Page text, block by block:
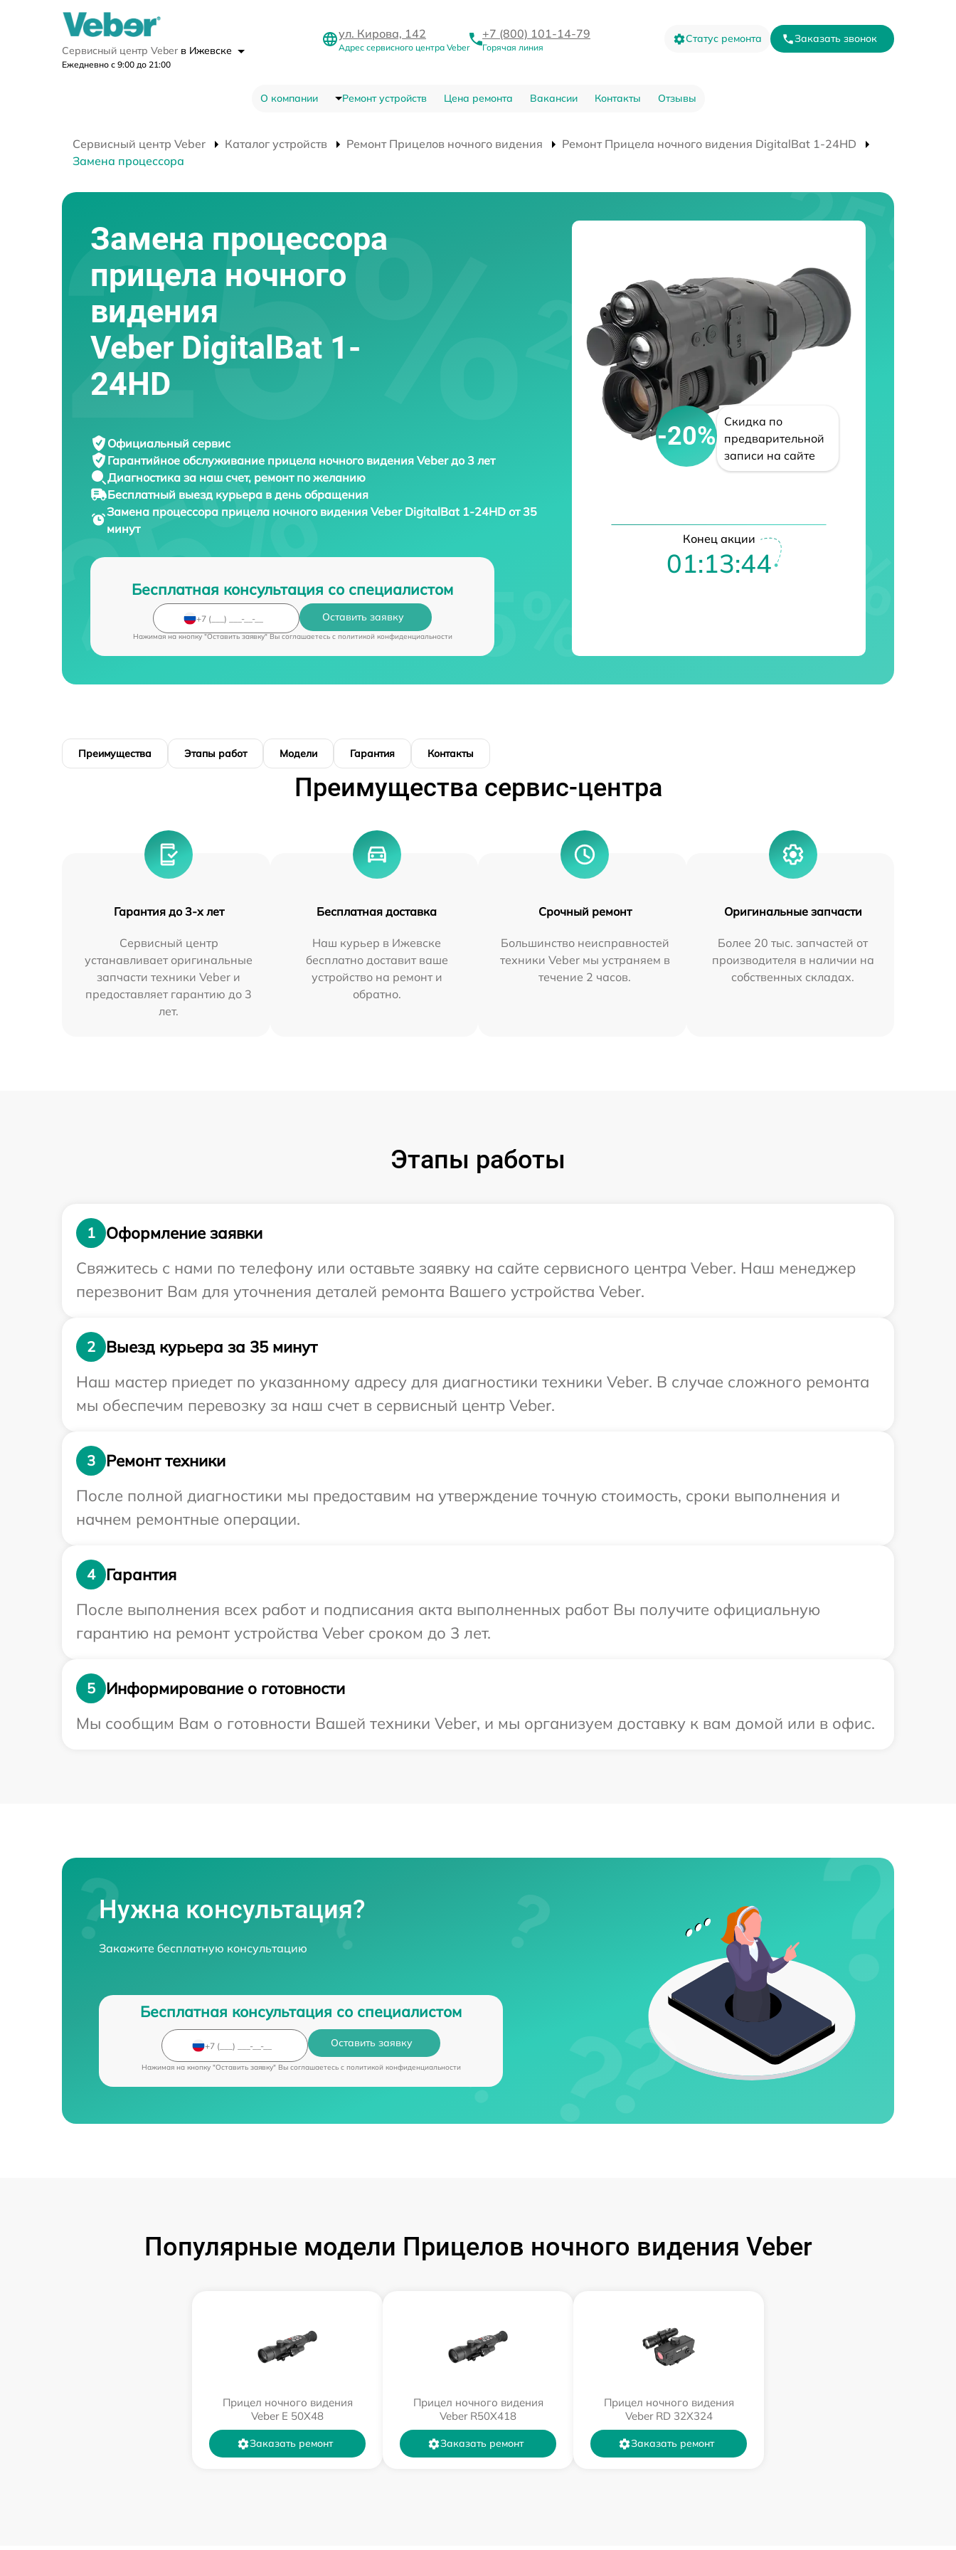
Сервисный центр Veber в Ижевске
Ежедневно с 9:00 до 21:00
ул. Кирова, 142
Адрес сервисного центра Veber
+7 (800) 101-14-79
Горячая линия
Статус ремонта Заказать звонок
О компании Ремонт устройств Цена ремонта Вакансии Контакты Отзывы
Сервисный центр Veber Каталог устройств Ремонт Прицелов ночного видения
Ремонт Прицела ночного видения DigitalBat 1-24HD
Замена процессора
Замена процессора
прицела ночного
видения
Veber DigitalBat 1-
24HD
Официальный сервис
Гарантийное обслуживание прицела ночного видения Veber до 3 лет
Диагностика за наш счет, ремонт по желанию
Бесплатный выезд курьера в день обращения
Замена процессора прицела ночного видения Veber DigitalBat 1-24HD от 35
минут
Бесплатная консультация со специалистом
Оставить заявку
Нажимая на кнопку "Оставить заявку" Вы соглашаетесь c политикой конфиденциальности
-20%
Скидка по
предварительной
записи на сайте
Конец акции
01:13:43
Преимущества Этапы работ Модели Гарантия Контакты
Преимущества сервис-центра
Гарантия до 3-х лет
Сервисный центр
устанавливает оригинальные
запчасти техники Veber и
предоставляет гарантию до 3
лет.
Бесплатная доставка
Наш курьер в Ижевске
бесплатно доставит ваше
устройство на ремонт и
обратно.
Срочный ремонт
Большинство неисправностей
техники Veber мы устраняем в
течение 2 часов.
Оригинальные запчасти
Более 20 тыс. запчастей от
производителя в наличии на
собственных складах.
Этапы работы
1
Оформление заявки
Свяжитесь с нами по телефону или оставьте заявку на сайте сервисного центра Veber. Наш менеджер
перезвонит Вам для уточнения деталей ремонта Вашего устройства Veber.
2
Выезд курьера за 35 минут
Наш мастер приедет по указанному адресу для диагностики техники Veber. В случае сложного ремонта
мы обеспечим перевозку за наш счет в сервисный центр Veber.
3
Ремонт техники
После полной диагностики мы предоставим на утверждение точную стоимость, сроки выполнения и
начнем ремонтные операции.
4
Гарантия
После выполнения всех работ и подписания акта выполненных работ Вы получите официальную
гарантию на ремонт устройства Veber сроком до 3 лет.
5
Информирование о готовности
Мы сообщим Вам о готовности Вашей техники Veber, и мы организуем доставку к вам домой или в офис.
Нужна консультация?
Закажите бесплатную консультацию
Бесплатная консультация со специалистом
Оставить заявку
Нажимая на кнопку "Оставить заявку" Вы соглашаетесь c политикой конфиденциальности
Популярные модели Прицелов ночного видения Veber
Прицел ночного видения
Veber E 50X48
Заказать ремонт
Прицел ночного видения
Veber R50X418
Заказать ремонт
Прицел ночного видения
Veber RD 32X324
Заказать ремонт